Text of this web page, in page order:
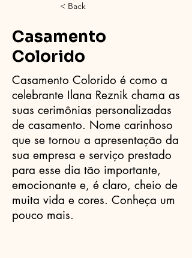
< Back
Casamento
Colorido
Casamento Colorido é como a
celebrante Ilana Reznik chama as
suas cerimônias personalizadas
de casamento. Nome carinhoso
que se tornou a apresentação da
sua empresa e serviço prestado
para esse dia tão importante,
emocionante e, é claro, cheio de
muita vida e cores. Conheça um
pouco mais.